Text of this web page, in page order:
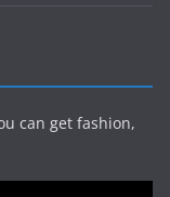
can get fashion,